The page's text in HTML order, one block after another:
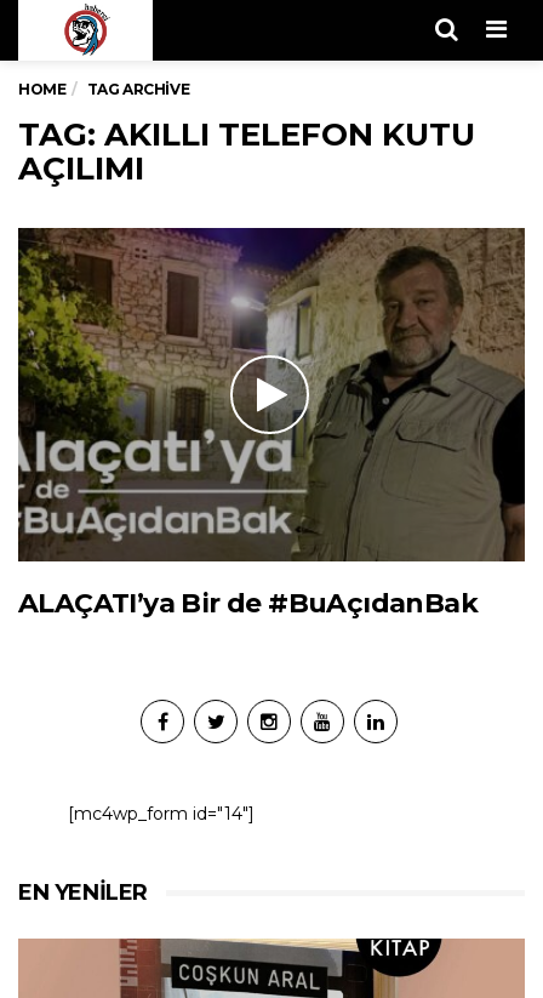
HOME TAG ARCHIVE
TAG: AKILLI TELEFON KUTU
AÇILIMI
ALAÇATI’ya Bir de #BuAçıdanBak
[mc4wp_form id="14"]
EN YENILER